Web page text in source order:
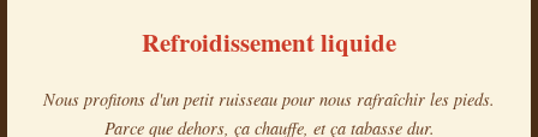
Refroidissement liquide
Nous profitons d'un petit ruisseau pour nous rafraîchir les pieds.
Parce que dehors, ça chauffe, et ça tabasse dur.